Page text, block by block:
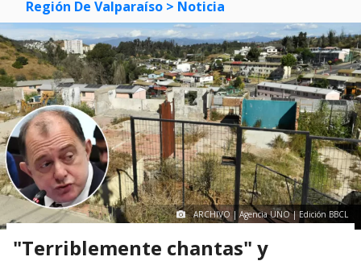
Región De Valparaíso > Noticia
ARCHIVO | Agencia UNO | Edición BBCL
"Terriblemente chantas" y